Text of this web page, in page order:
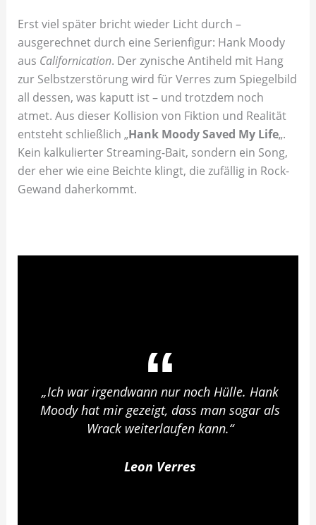
Erst viel später bricht wieder Licht durch –
ausgerechnet durch eine Serienfigur: Hank Moody
aus Californication. Der zynische Antiheld mit Hang
zur Selbstzerstörung wird für Verres zum Spiegelbild
all dessen, was kaputt ist – und trotzdem noch
atmet. Aus dieser Kollision von Fiktion und Realität
entsteht schließlich „Hank Moody Saved My Life„.
Kein kalkulierter Streaming-Bait, sondern ein Song,
der eher wie eine Beichte klingt, die zufällig in Rock-
Gewand daherkommt.
„Ich war irgendwann nur noch Hülle. Hank
Moody hat mir gezeigt, dass man sogar als
Wrack weiterlaufen kann.“
Leon Verres